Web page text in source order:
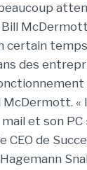
certain
des
McDermott.
et son PC
de